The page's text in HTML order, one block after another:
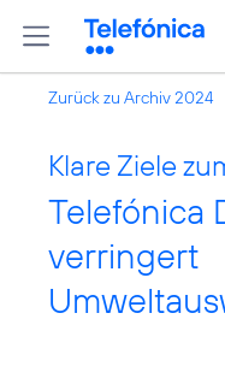
Zurück zu Archiv 2024
Klare Ziele
Telefónica
verringert